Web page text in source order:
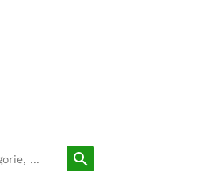
search